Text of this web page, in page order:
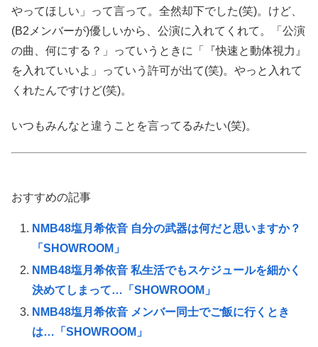
やってほしい」って言って。全然却下でした(笑)。けど、
(B2メンバーが)優しいから、公演に入れてくれて。「公演
の曲、何にする？」っていうときに「『快速と動体視力』
を入れていいよ」っていう許可が出て(笑)。やっと入れて
くれたんですけど(笑)。
いつもみんなと違うことを言ってるみたい(笑)。
おすすめの記事
NMB48塩月希依音 自分の武器は何だと思いますか？
「SHOWROOM」
NMB48塩月希依音 私生活でもスケジュールを細かく
決めてしまって…「SHOWROOM」
NMB48塩月希依音 メンバー同士でご飯に行くとき
は…「SHOWROOM」